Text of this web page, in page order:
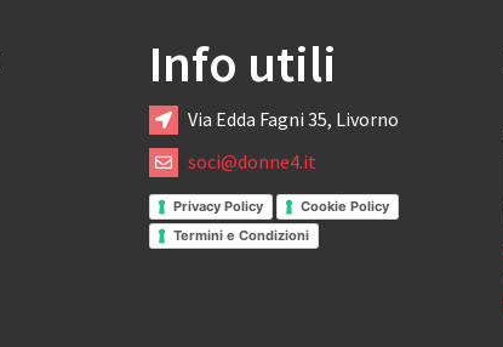
Info utili
Via Edda Fagni 35, Livorno
soci@donne4.it
Privacy Policy
Cookie Policy
Termini e Condizioni